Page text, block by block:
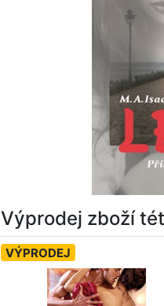
Výprodej zboží
VÝPRODEJ